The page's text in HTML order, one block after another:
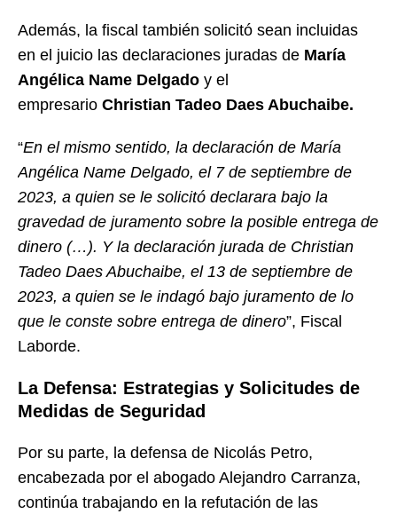
Además, la fiscal también solicitó sean incluidas
en el juicio las declaraciones juradas de María
Angélica Name Delgado y el
empresario Christian Tadeo Daes Abuchaibe.
“En el mismo sentido, la declaración de María
Angélica Name Delgado, el 7 de septiembre de
2023, a quien se le solicitó declarara bajo la
gravedad de juramento sobre la posible entrega de
dinero (…). Y la declaración jurada de Christian
Tadeo Daes Abuchaibe, el 13 de septiembre de
2023, a quien se le indagó bajo juramento de lo
que le conste sobre entrega de dinero”, Fiscal
Laborde.
La Defensa: Estrategias y Solicitudes de
Medidas de Seguridad
Por su parte, la defensa de Nicolás Petro,
encabezada por el abogado Alejandro Carranza,
continúa trabajando en la refutación de las